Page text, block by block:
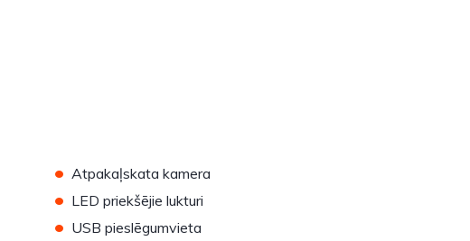
• Atpakaļskata kamera
• LED priekšējie lukturi
• USB pieslēgumvieta